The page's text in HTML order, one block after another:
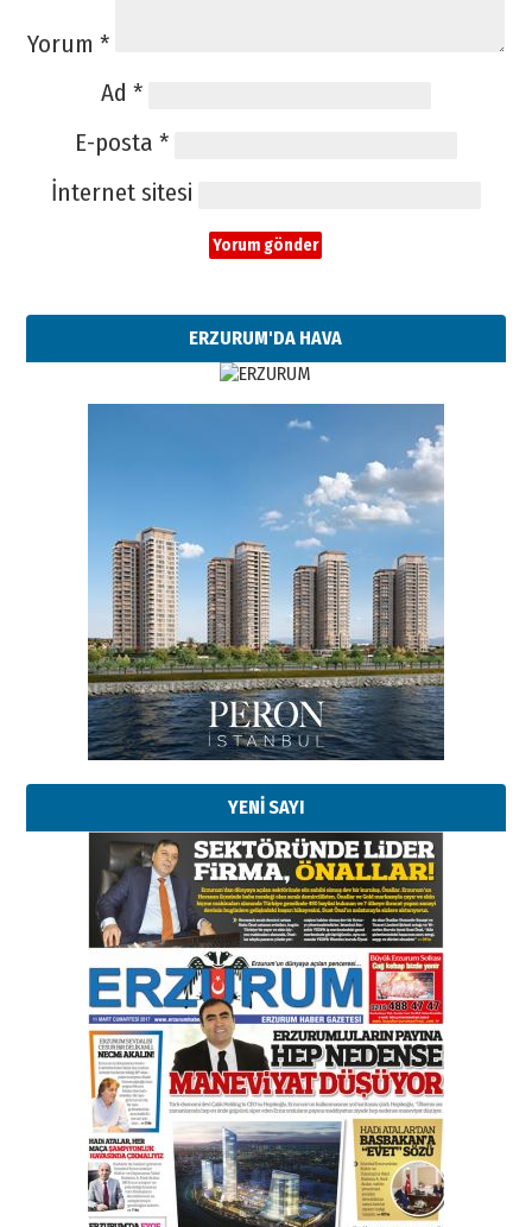
Yorum *
Ad *
E-posta *
İnternet sitesi
ERZURUM'DA HAVA
YENİ SAYI
Esat BİNDESEN
Başkan Sekmen’den Erzurum’a
bir vizyon proje daha!
02 Ağustos 2026 Pazar
Kadir SABUNCUOĞLU
Erzurumspor’un köşe taşları
29 Haziran 2026 Pazartesi